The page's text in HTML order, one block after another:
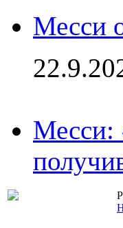
Месси
Месси: